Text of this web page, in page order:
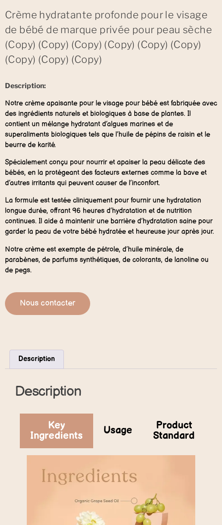
Crème hydratante profonde pour le visage
de bébé de marque privée pour peau sèche
(Copy) (Copy) (Copy) (Copy) (Copy) (Copy)
(Copy) (Copy) (Copy)
Description:
Notre crème apaisante pour le visage pour bébé est fabriquée avec
des ingrédients naturels et biologiques à base de plantes. Il
contient un mélange hydratant d’algues marines et de
superaliments biologiques tels que l’huile de pépins de raisin et le
beurre de karité.
Spécialement conçu pour nourrir et apaiser la peau délicate des
bébés, en la protégeant des facteurs externes comme la bave et
d’autres irritants qui peuvent causer de l’inconfort.
La formule est testée cliniquement pour fournir une hydratation
longue durée, offrant 96 heures d’hydratation et de nutrition
continues. Il aide à maintenir une barrière d’hydratation saine pour
garder la peau de votre bébé hydratée et heureuse jour après jour.
Notre crème est exempte de pétrole, d’huile minérale, de
parabènes, de parfums synthétiques, de colorants, de lanoline ou
de pegs.
Nous contacter
Description
Description
Key
Ingredients
Usage
Product
Standard